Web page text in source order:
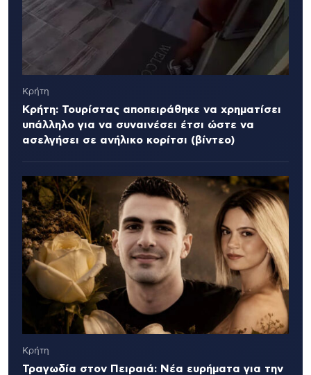
Κρήτη
Κρήτη: Τουρίστας αποπειράθηκε να χρηματίσει
υπάλληλο για να συναινέσει έτσι ώστε να
ασελγήσει σε ανήλικο κορίτσι (βίντεο)
Κρήτη
Τραγωδία στον Πειραιά: Νέα ευρήματα για την